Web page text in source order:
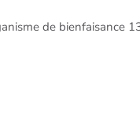
de bienfaisance